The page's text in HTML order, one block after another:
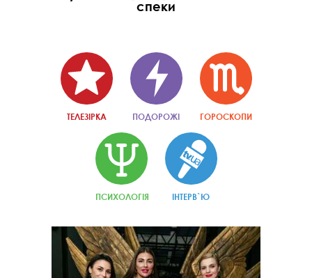
спеки
ТЕЛЕЗІРКА ПОДОРОЖІ ГОРОСКОПИ
ПСИХОЛОГІЯ ІНТЕРВ`Ю